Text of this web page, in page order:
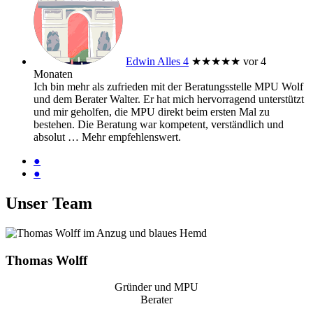
Edwin Alles 4 ★★★★★ vor 4
Monaten
Ich bin mehr als zufrieden mit der Beratungsstelle MPU Wolf
und dem Berater Walter. Er hat mich hervorragend unterstützt
und mir geholfen, die MPU direkt beim ersten Mal zu
bestehen. Die Beratung war kompetent, verständlich und
absolut … Mehrempfehlenswert.
●
●
Unser Team
Thomas Wolff
Gründer und MPU
Berater